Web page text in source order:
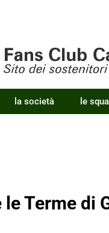
la società le
le Terme di